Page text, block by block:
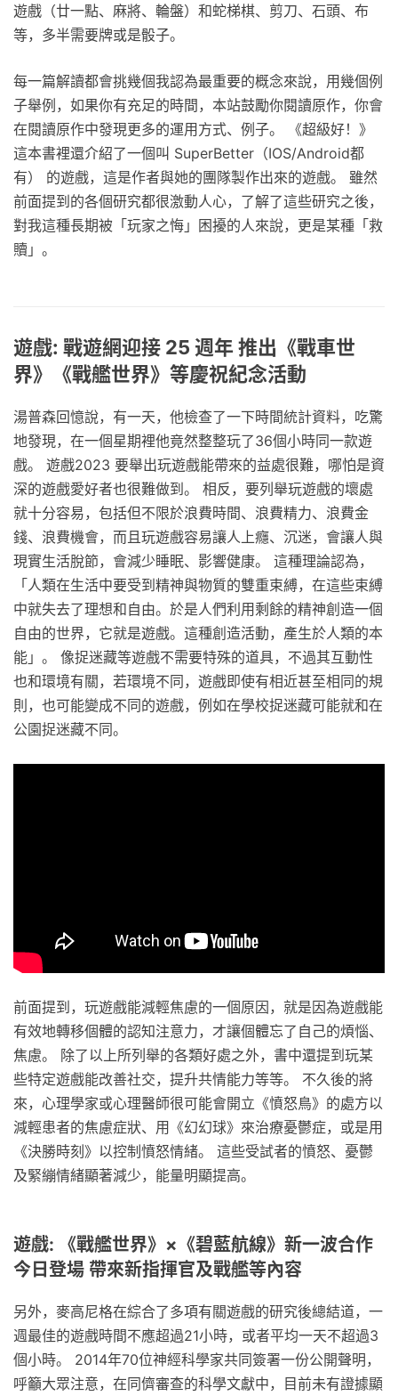
遊戲（廿一點、麻將、輪盤）和蛇梯棋、剪刀、石頭、布
等，多半需要牌或是骰子。
每一篇解讀都會挑幾個我認為最重要的概念來說，用幾個例
子舉例，如果你有充足的時間，本站鼓勵你閱讀原作，你會
在閱讀原作中發現更多的運用方式、例子。 《超級好！》
這本書裡還介紹了一個叫 SuperBetter（IOS/Android都
有） 的遊戲，這是作者與她的團隊製作出來的遊戲。 雖然
前面提到的各個研究都很激動人心，了解了這些研究之後，
對我這種長期被「玩家之悔」困擾的人來說，更是某種「救
贖」。
遊戲: 戰遊網迎接 25 週年 推出《戰車世
界》《戰艦世界》等慶祝紀念活動
湯普森回憶說，有一天，他檢查了一下時間統計資料，吃驚
地發現，在一個星期裡他竟然整整玩了36個小時同一款遊
戲。 遊戲2023 要舉出玩遊戲能帶來的益處很難，哪怕是資
深的遊戲愛好者也很難做到。 相反，要列舉玩遊戲的壞處
就十分容易，包括但不限於浪費時間、浪費精力、浪費金
錢、浪費機會，而且玩遊戲容易讓人上癮、沉迷，會讓人與
現實生活脫節，會減少睡眠、影響健康。 這種理論認為，
「人類在生活中要受到精神與物質的雙重束縛，在這些束縛
中就失去了理想和自由。於是人們利用剩餘的精神創造一個
自由的世界，它就是遊戲。這種創造活動，產生於人類的本
能」。 像捉迷藏等遊戲不需要特殊的道具，不過其互動性
也和環境有關，若環境不同，遊戲即使有相近甚至相同的規
則，也可能變成不同的遊戲，例如在學校捉迷藏可能就和在
公園捉迷藏不同。
前面提到，玩遊戲能減輕焦慮的一個原因，就是因為遊戲能
有效地轉移個體的認知注意力，才讓個體忘了自己的煩惱、
焦慮。 除了以上所列舉的各類好處之外，書中還提到玩某
些特定遊戲能改善社交，提升共情能力等等。 不久後的將
來，心理學家或心理醫師很可能會開立《憤怒鳥》的處方以
減輕患者的焦慮症狀、用《幻幻球》來治療憂鬱症，或是用
《決勝時刻》以控制憤怒情緒。 這些受試者的憤怒、憂鬱
及緊繃情緒顯著減少，能量明顯提高。
遊戲: 《戰艦世界》×《碧藍航線》新一波合作
今日登場 帶來新指揮官及戰艦等內容
另外，麥高尼格在綜合了多項有關遊戲的研究後總結道，一
週最佳的遊戲時間不應超過21小時，或者平均一天不超過3
個小時。 2014年70位神經科學家共同簽署一份公開聲明，
呼籲大眾注意，在同儕審查的科學文獻中，目前未有證據顯